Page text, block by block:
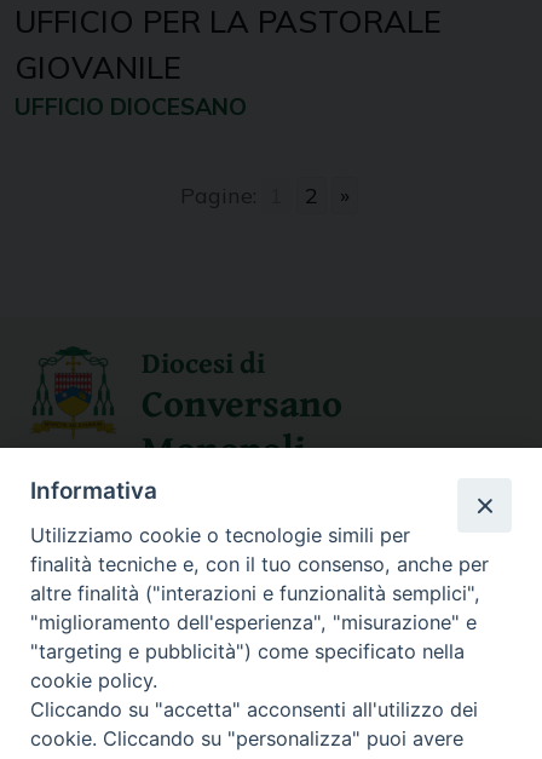
UFFICIO PER LA PASTORALE
GIOVANILE
UFFICIO DIOCESANO
Pagine: 2 »
Diocesi di
Conversano
Monopoli
SEGUICI SU
Contatti
Sede Curia
70014 CONVERSANO (BA) – Via San Benedetto, 1
Informativa
Utilizziamo cookie o tecnologie simili per
finalità tecniche e, con il tuo consenso, anche per
altre finalità ("interazioni e funzionalità semplici",
"miglioramento dell'esperienza", "misurazione" e
"targeting e pubblicità") come specificato nella
cookie policy.
Cliccando su "accetta" acconsenti all'utilizzo dei
cookie. Cliccando su "personalizza" puoi avere